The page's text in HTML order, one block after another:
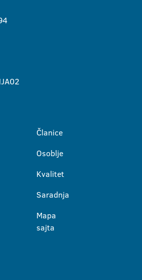
Članice
Osoblje
Kvalitet
Saradnja
Mapa
sajta